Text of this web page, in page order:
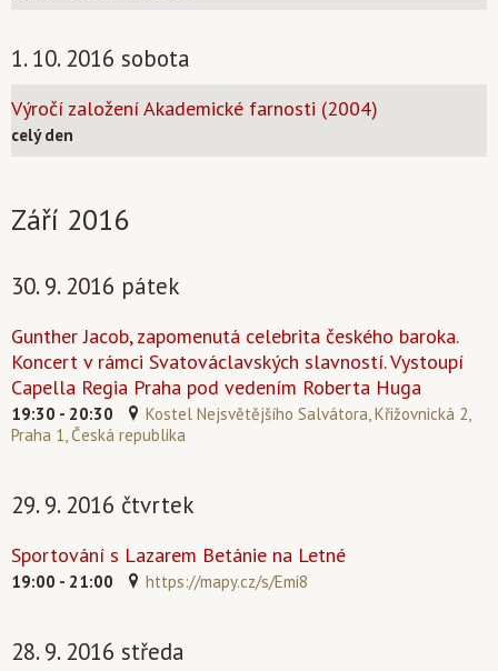
1. 10. 2016 sobota
Výročí založení Akademické farnosti (2004)
celý den
Září 2016
30. 9. 2016 pátek
Gunther Jacob, zapomenutá celebrita českého baroka.
Koncert v rámci Svatováclavských slavností. Vystoupí
Capella Regia Praha pod vedením Roberta Huga
19:30 - 20:30
Kostel Nejsvětějšího Salvátora, Křižovnická 2,
Praha 1, Česká republika
29. 9. 2016 čtvrtek
Sportování s Lazarem Betánie na Letné
19:00 - 21:00 https://mapy.cz/s/Emi8
28. 9. 2016 středa